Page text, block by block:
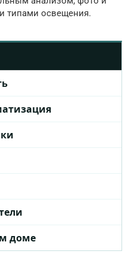
типами освещения.
доме